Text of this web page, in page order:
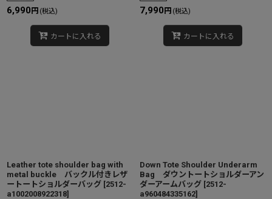
6,990 円 (税込)
カートに入れる
7,990 円 (税込)
カートに入れる
Leather tote shoulder bag with
metal buckle バックル付きレザ
ートートショルダーバッグ [2512-
a1002008922318]
Down Tote Shoulder Underarm
Bag ダウントートショルダーアン
ダーアームバッグ [2512-
a960484335162]